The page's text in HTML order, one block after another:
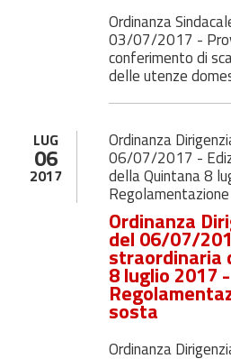
Ordinanza
03/07/2017 -
conferimento di
delle utenze
LUG
06
2017
Ordinanza
06/07/2017 -
della Quintana 8
Ordinanza
del 06/07/
straordinaria
8 luglio 2017 -
sosta
Ordinanza